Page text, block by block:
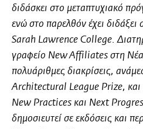
διδάσκει στο μεταπτυχιακό
ενώ στο παρελθόν έχει
Sarah Lawrence College.
γραφείο New Affiliates στη Νέα
πολυάριθμες διακρίσεις,
Architectural League Prize, και
New Practices και Next
δημοσιευτεί σε εκδόσεις και